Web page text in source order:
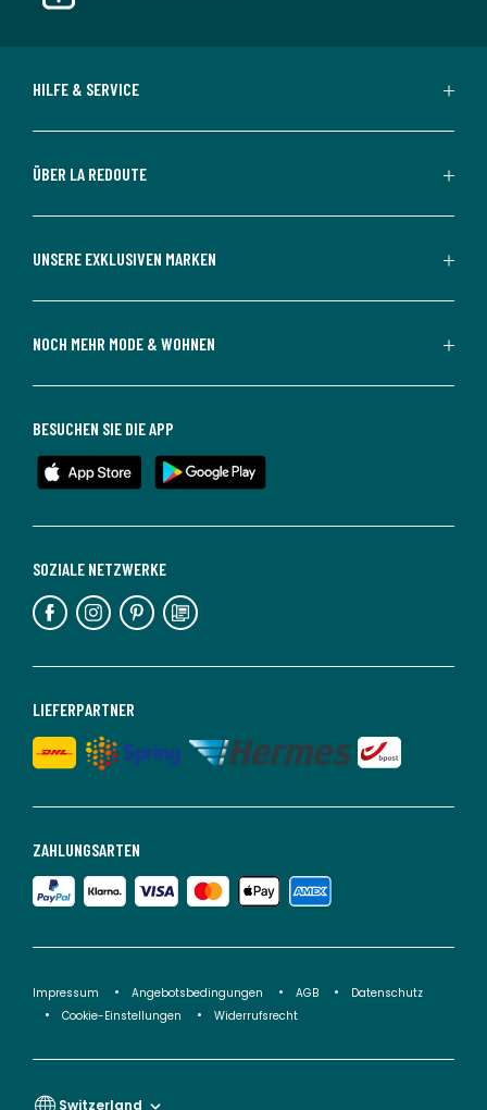
HILFE & SERVICE
ÜBER LA REDOUTE
UNSERE EXKLUSIVEN MARKEN
NOCH MEHR MODE & WOHNEN
ZAHLUNGSARTEN
LIEFERPARTNER
SOZIALE NETZWERKE
BESUCHEN SIE DIE APP
Impressum Angebotsbedingungen AGB
Datenschutz
Cookie-Einstellungen
Widerrufsrecht
Switzerland